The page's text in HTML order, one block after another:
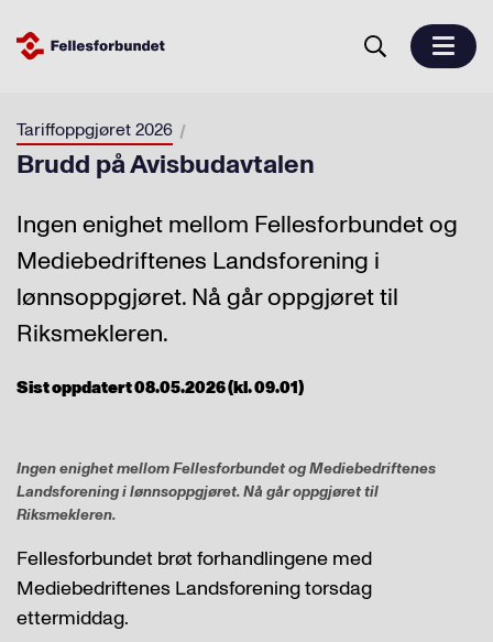
Tariffoppgjøret 2026
Brudd på Avisbudavtalen
Ingen enighet mellom Fellesforbundet og
Mediebedriftenes Landsforening i
lønnsoppgjøret. Nå går oppgjøret til
Riksmekleren.
Sist oppdatert 08.05.2026 (kl. 09.01)
Ingen enighet mellom Fellesforbundet og Mediebedriftenes
Landsforening i lønnsoppgjøret. Nå går oppgjøret til
Riksmekleren.
Fellesforbundet brøt forhandlingene med
Mediebedriftenes Landsforening torsdag
ettermiddag.